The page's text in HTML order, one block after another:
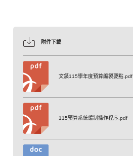
附件下載
文藻115學年度預算編製要點.pdf
115預算系統編制操作程序.pdf